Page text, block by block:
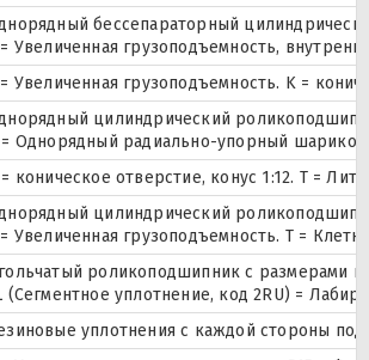
бессепараторный
Увеличенная грузоподъемность,
Увеличенная грузоподъемность. K =
цилиндрический
= Однорядный радиально-упорный
коническое отверстие, конус 1:12. T =
цилиндрический
Увеличенная грузоподъемность. T =
роликоподшипник с размерами
(Сегментное уплотнение, код 2RU) =
уплотнения с каждой стороны